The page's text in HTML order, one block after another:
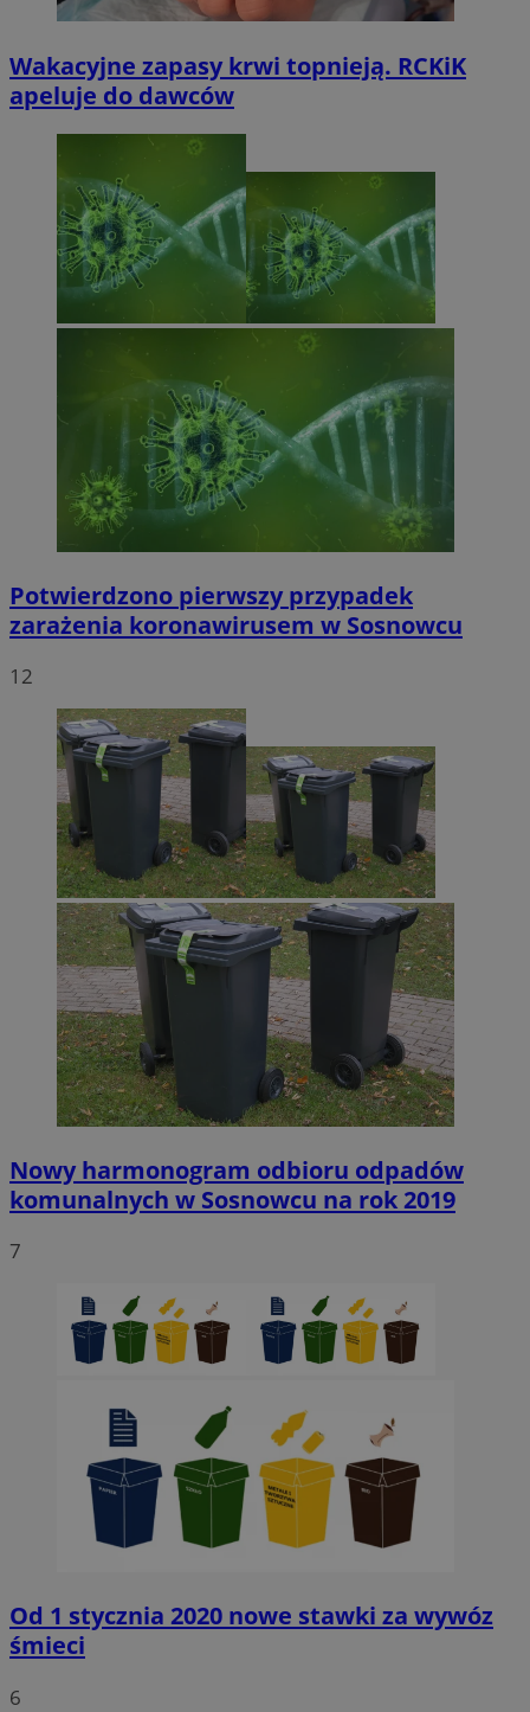
Wakacyjne zapasy krwi topnieją. RCKiK
apeluje do dawców
Potwierdzono pierwszy przypadek
zarażenia koronawirusem w Sosnowcu
12
Nowy harmonogram odbioru odpadów
komunalnych w Sosnowcu na rok 2019
7
Od 1 stycznia 2020 nowe stawki za wywóz
śmieci
6